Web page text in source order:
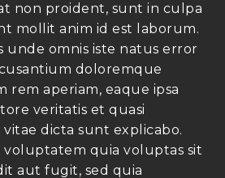
non proident, sunt in culpa
mollit anim id est laborum.
unde omnis iste natus error
doloremque
rem aperiam, eaque ipsa
veritatis et quasi
dicta sunt explicabo.
voluptatem quia voluptas sit
aut fugit, sed quia